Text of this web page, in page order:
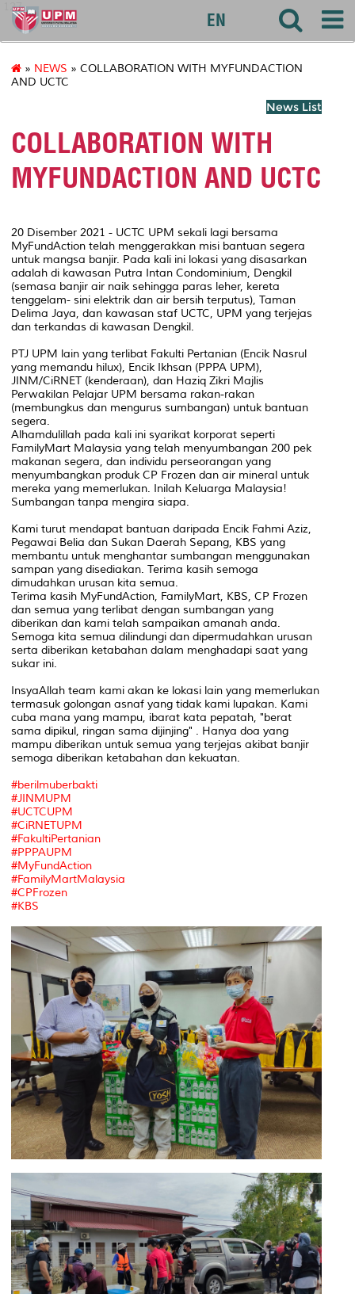
127
EN
» NEWS » COLLABORATION WITH MYFUNDACTION
AND UCTC
News List
COLLABORATION WITH
MYFUNDACTION AND UCTC
20 Disember 2021 - UCTC UPM sekali lagi bersama
MyFundAction telah menggerakkan misi bantuan segera
untuk mangsa banjir. Pada kali ini lokasi yang disasarkan
adalah di kawasan Putra Intan Condominium, Dengkil
(semasa banjir air naik sehingga paras leher, kereta
tenggelam- sini elektrik dan air bersih terputus), Taman
Delima Jaya, dan kawasan staf UCTC, UPM yang terjejas
dan terkandas di kawasan Dengkil.
PTJ UPM lain yang terlibat Fakulti Pertanian (Encik Nasrul
yang memandu hilux), Encik Ikhsan (PPPA UPM),
JINM/CiRNET (kenderaan), dan Haziq Zikri Majlis
Perwakilan Pelajar UPM bersama rakan-rakan
(membungkus dan mengurus sumbangan) untuk bantuan
segera.
Alhamdulillah pada kali ini syarikat korporat seperti
FamilyMart Malaysia yang telah menyumbangan 200 pek
makanan segera, dan individu perseorangan yang
menyumbangkan produk CP Frozen dan air mineral untuk
mereka yang memerlukan. Inilah Keluarga Malaysia!
Sumbangan tanpa mengira siapa.
Kami turut mendapat bantuan daripada Encik Fahmi Aziz,
Pegawai Belia dan Sukan Daerah Sepang, KBS yang
membantu untuk menghantar sumbangan menggunakan
sampan yang disediakan. Terima kasih semoga
dimudahkan urusan kita semua.
Terima kasih MyFundAction, FamilyMart, KBS, CP Frozen
dan semua yang terlibat dengan sumbangan yang
diberikan dan kami telah sampaikan amanah anda.
Semoga kita semua dilindungi dan dipermudahkan urusan
serta diberikan ketabahan dalam menghadapi saat yang
sukar ini.
InsyaAllah team kami akan ke lokasi lain yang memerlukan
termasuk golongan asnaf yang tidak kami lupakan. Kami
cuba mana yang mampu, ibarat kata pepatah, "berat
sama dipikul, ringan sama dijinjing" . Hanya doa yang
mampu diberikan untuk semua yang terjejas akibat banjir
semoga diberikan ketabahan dan kekuatan.
#berilmuberbakti
#JINMUPM
#UCTCUPM
#CiRNETUPM
#FakultiPertanian
#PPPAUPM
#MyFundAction
#FamilyMartMalaysia
#CPFrozen
#KBS